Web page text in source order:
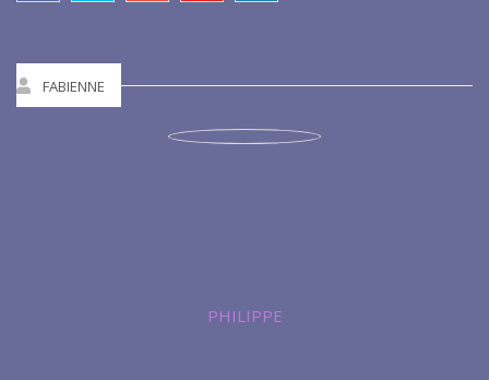
FABIENNE
PHILIPPE